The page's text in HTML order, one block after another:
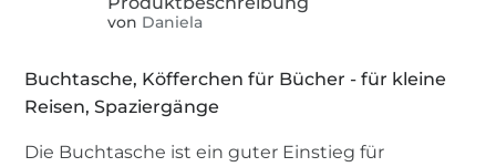
von Daniela
Buchtasche, Köfferchen für Bücher - für kleine
Reisen, Spaziergänge
Die Buchtasche ist ein guter Einstieg für